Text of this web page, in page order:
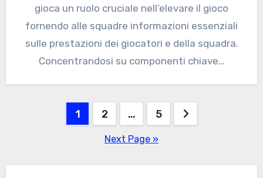
gioca un ruolo cruciale nell’elevare il gioco
fornendo alle squadre informazioni essenziali
sulle prestazioni dei giocatori e della squadra.
Concentrandosi su componenti chiave…
1 2 … 5
Next Page »